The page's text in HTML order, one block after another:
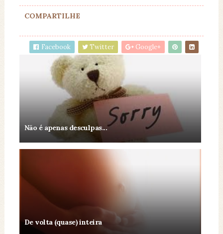
COMPARTILHE
Facebook Twitter Google+
Não é apenas desculpas...
De volta (quase) inteira